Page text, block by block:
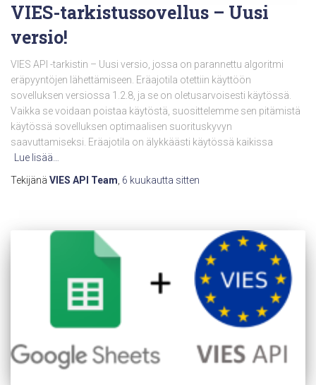
VIES-tarkistussovellus – Uusi
versio!
VIES API -tarkistin – Uusi versio, jossa on parannettu algoritmi
eräpyyntöjen lähettämiseen. Eräajotila otettiin käyttöön
sovelluksen versiossa 1.2.8, ja se on oletusarvoisesti käytössä.
Vaikka se voidaan poistaa käytöstä, suosittelemme sen pitämistä
käytössä sovelluksen optimaalisen suorituskyvyn
saavuttamiseksi. Eräajotila on älykkäästi käytössä kaikissa
Lue lisää…
Tekijänä VIES API Team, 6 kuukautta sitten